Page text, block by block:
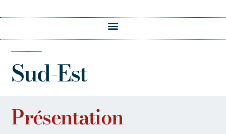
Sud-Est
Présentation